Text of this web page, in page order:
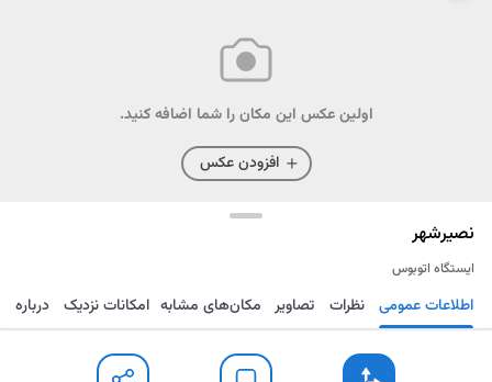
اولین عکس این مکان را شما اضافه کنید.
افزودن عکس
نصیرشهر
ایستگاه اتوبوس
مسیریابی ذخیره ارسال اطلاعات عمومی نظرات تصاویر مکان‌های مشابه امکانات نزدیک درباره